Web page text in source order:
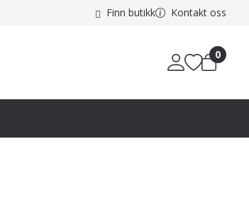
Finn butikk Kontakt oss
0